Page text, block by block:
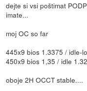
dejte si vsi poštimat
imate...
moj OC so far
445x9 bios 1.3375 / idle-
450x9 bios 1,35 / idle
oboje 2H OCCT stable....